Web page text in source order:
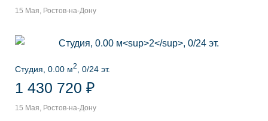
15 Мая, Ростов-на-Дону
Студия, 0.00 м2 , 0/24 эт.
1 430 720 ₽
15 Мая, Ростов-на-Дону